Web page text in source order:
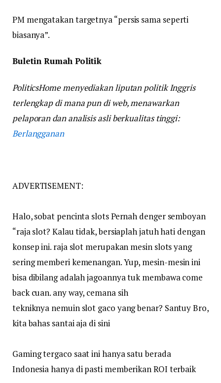
PM mengatakan targetnya “persis sama seperti
biasanya”.
Buletin Rumah Politik
PoliticsHome menyediakan liputan politik Inggris
terlengkap di mana pun di web, menawarkan
pelaporan dan analisis asli berkualitas tinggi:
Berlangganan
ADVERTISEMENT:
Halo, sobat pencinta slots Pernah denger semboyan
“raja slot? Kalau tidak, bersiaplah jatuh hati dengan
konsep ini. raja slot merupakan mesin slots yang
sering memberi kemenangan. Yup, mesin-mesin ini
bisa dibilang adalah jagoannya tuk membawa come
back cuan. any way, cemana sih
tekniknya nemuin slot gaco yang benar? Santuy Bro,
kita bahas santai aja di sini
Gaming tergaco saat ini hanya satu berada
Indonesia hanya di pasti memberikan ROI terbaik